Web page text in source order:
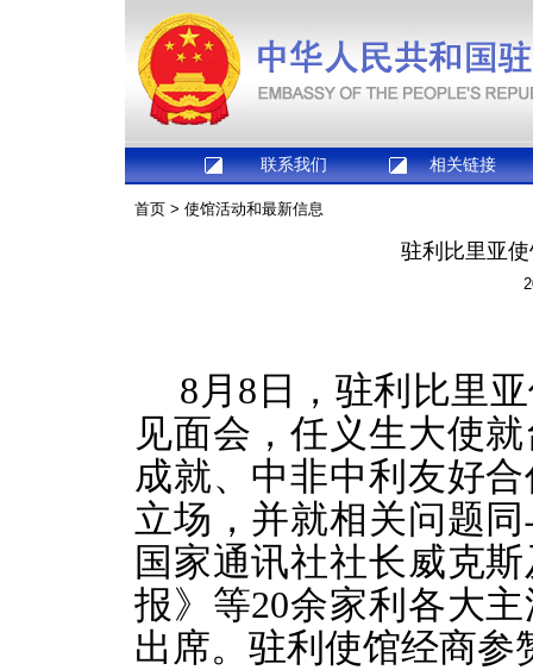
联系我们 相关链接
首页 > 使馆活动和最新信息
驻利比里亚
8月8日，驻利比里
见面会，任义生大使
成就、中非中利友好
立场 ，并就相关问题
国家通讯社社长威克
报》 等20余家利各大
出席。驻利使馆经商参